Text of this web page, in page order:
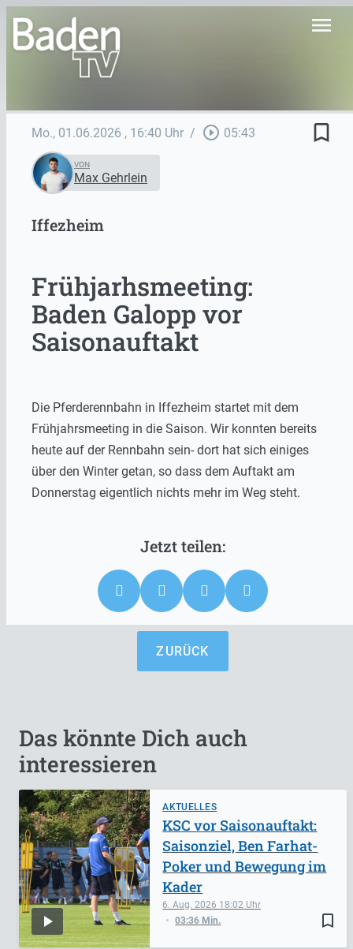
menu
Mo., 01.06.2026 , 16:40 Uhr / play_circle_outline 05:43 bookmark_border
VON
Max Gehrlein
Iffezheim
Frühjarhsmeeting:
Baden Galopp vor
Saisonauftakt
Die Pferderennbahn in Iffezheim startet mit dem
Frühjahrsmeeting in die Saison. Wir konnten bereits
heute auf der Rennbahn sein- dort hat sich einiges
über den Winter getan, so dass dem Auftakt am
Donnerstag eigentlich nichts mehr im Weg steht.
ZURÜCK
Das könnte Dich auch
interessieren
AKTUELLES
bookmark_border
6. Aug. 2026 18:02
03:36 Min.
KSC vor Saisonauftakt:
Saisonziel, Ben Farhat-
Poker und Bewegung im
Kader